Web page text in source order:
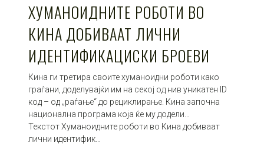
ХУМАНОИДНИТЕ РОБОТИ ВО
КИНА ДОБИВААТ ЛИЧНИ
ИДЕНТИФИКАЦИСКИ БРОЕВИ
Кина ги третира своите хуманоидни роботи како
граѓани, доделувајќи им на секој од нив уникатен ID
код – од „раѓање“ до рециклирање. Кина започна
национална програма која ќе му додели…
Текстот Хуманоидните роботи во Кина добиваат
лични идентифик…